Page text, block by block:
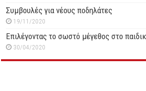
Συμβουλές για νέους ποδηλάτες
19/11/2020
Επιλέγοντας το σωστό μέγεθος στο
30/04/2020